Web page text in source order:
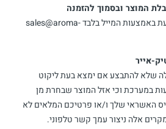
המוצר ובסמוך להזמנה
ניתן לבטל את העסקה שביצעת באמצעות המייל בלבד sales@aroma-
אייר
שלא להתבצע אם ימצא בעת ליקוט
במערכת וכי אזל המוצר שבחרת מן
האשראי שלך ו/או פרטיכם המלאים לא
אלה ניצור עמך קשר טלפוני.